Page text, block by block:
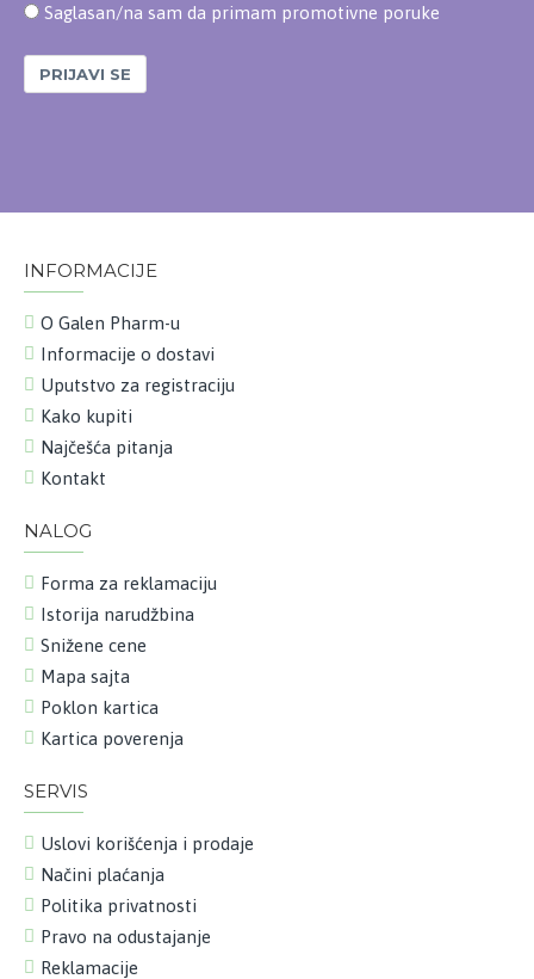
Saglasan/na sam da primam promotivne poruke
PRIJAVI SE
INFORMACIJE
O Galen Pharm-u
Informacije o dostavi
Uputstvo za registraciju
Kako kupiti
Najčešća pitanja
Kontakt
NALOG
Forma za reklamaciju
Istorija narudžbina
Snižene cene
Mapa sajta
Poklon kartica
Kartica poverenja
SERVIS
Uslovi korišćenja i prodaje
Načini plaćanja
Politika privatnosti
Pravo na odustajanje
Reklamacije